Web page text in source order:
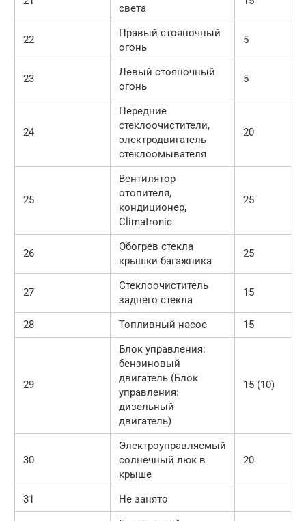
света
22
Правый стояночный
огонь
5
23
Левый стояночный
огонь
5
24
Передние
стеклоочистители,
электродвигатель
стеклоомывателя
20
25
Вентилятор
отопителя,
кондиционер,
Climatronic
25
26
Обогрев стекла
крышки багажника
25
27
Стеклоочиститель
заднего стекла
15
28 Топливный насос 15
29
Блок управления:
бензиновый
двигатель (Блок
управления:
дизельный
двигатель)
15 (10)
30
Электроуправляемый
солнечный люк в
крыше
20
31 Не занято